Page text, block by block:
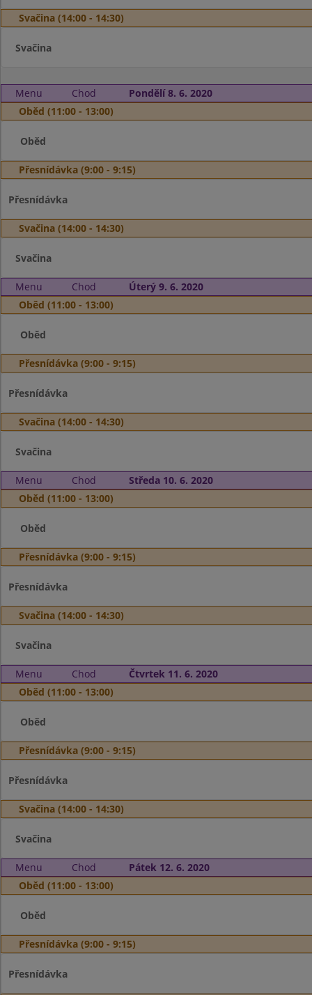
Svačina (14:00 - 14:30)
Svačina
Menu Chod
Pondělí 8. 6. 2020
Oběd (11:00 - 13:00)
Oběd
Přesnídávka (9:00 - 9:15)
Přesnídávka
Svačina (14:00 - 14:30)
Svačina
Menu Chod
Úterý 9. 6. 2020
Oběd (11:00 - 13:00)
Oběd
Přesnídávka (9:00 - 9:15)
Přesnídávka
Svačina (14:00 - 14:30)
Svačina
Menu Chod
Středa 10. 6. 2020
Oběd (11:00 - 13:00)
Oběd
Přesnídávka (9:00 - 9:15)
Přesnídávka
Svačina (14:00 - 14:30)
Svačina
Menu Chod
Čtvrtek 11. 6. 2020
Oběd (11:00 - 13:00)
Oběd
Přesnídávka (9:00 - 9:15)
Přesnídávka
Svačina (14:00 - 14:30)
Svačina
Menu Chod
Pátek 12. 6. 2020
Oběd (11:00 - 13:00)
Oběd
Přesnídávka (9:00 - 9:15)
Přesnídávka